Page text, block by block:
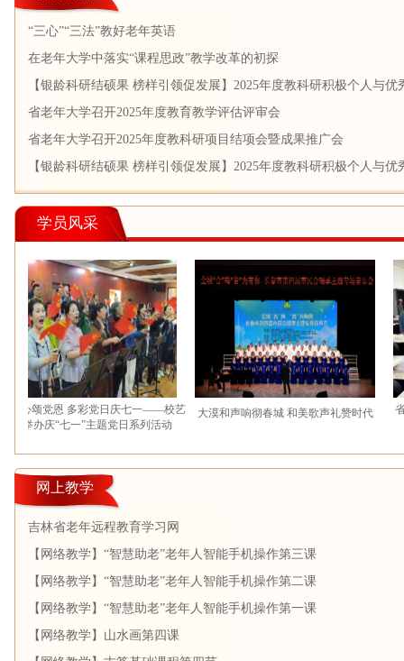
“三心”“三法”教好老年英语
在老年大学中落实“课程思政”教学改革的初探
【银龄科研结硕果 榜样引领促发展】2025年度教科研积极个人与优
果展示推广（二）
省老年大学召开2025年度教育教学评估评审会
省老年大学召开2025年度教科研项目结项会暨成果推广会
【银龄科研结硕果 榜样引领促发展】2025年度教科研积极个人与优
果展示推广（一）
学员风采
颂党恩 多彩党日庆七一——校艺
办庆“七一”主题党日系列活动
大漠和声响彻春城 和美歌声礼赞时代 省老年
网上教学
吉林省老年远程教育学习网
【网络教学】“智慧助老”老年人智能手机操作第三课
【网络教学】“智慧助老”老年人智能手机操作第二课
【网络教学】“智慧助老”老年人智能手机操作第一课
【网络教学】山水画第四课